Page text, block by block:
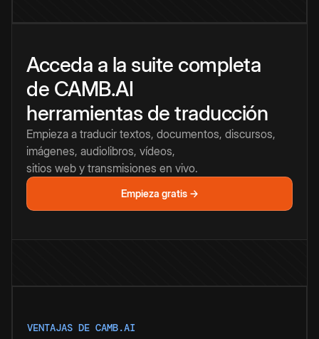
Acceda a la suite completa
de CAMB.AI
herramientas de traducción
Empieza a traducir textos, documentos, discursos,
imágenes, audiolibros, vídeos,
sitios web y transmisiones en vivo.
Empieza gratis →
VENTAJAS DE CAMB.AI